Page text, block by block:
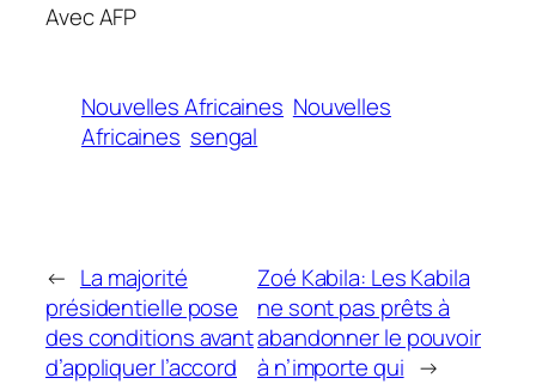
Avec AFP
Nouvelles Africaines Nouvelles
Africaines sengal
← La majorité
présidentielle pose
des conditions avant
d’appliquer l’accord
Zoé Kabila: Les Kabila
ne sont pas prêts à
abandonner le pouvoir
à n’importe qui →